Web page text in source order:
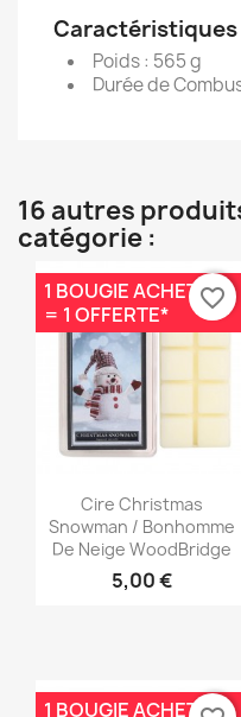
Poids : 565 g
Durée de
16 autres
catégorie :
Aperçu rapide
Cire Christmas
Snowman / Bonhomme
De Neige WoodBridge
5,00 €
1 BOUGIE ACHETÉE
= 1 OFFERTE*
favorite_border
1 BOUGIE ACHETÉE